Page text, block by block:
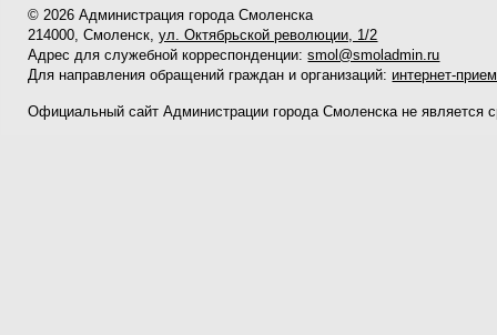
© 2026 Администрация города Смоленска
214000, Смоленск,ул. Октябрьской революции, 1/2
Адрес для служебной корреспонденции:smol@smoladmin.ru
Для направления обращений граждан и организаций: интернет-
Официальный сайт Администрации города Смоленска не является